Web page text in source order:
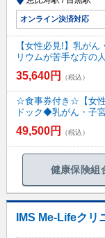
オンライン決済対応
【女性必見!】乳が
リウムが苦手な方の
35,640円 （税込）
☆食事券付き☆【女性
ドック◆乳がん・子
49,500円 （税込）
健康保険組
IMS Me-Lifeクリ